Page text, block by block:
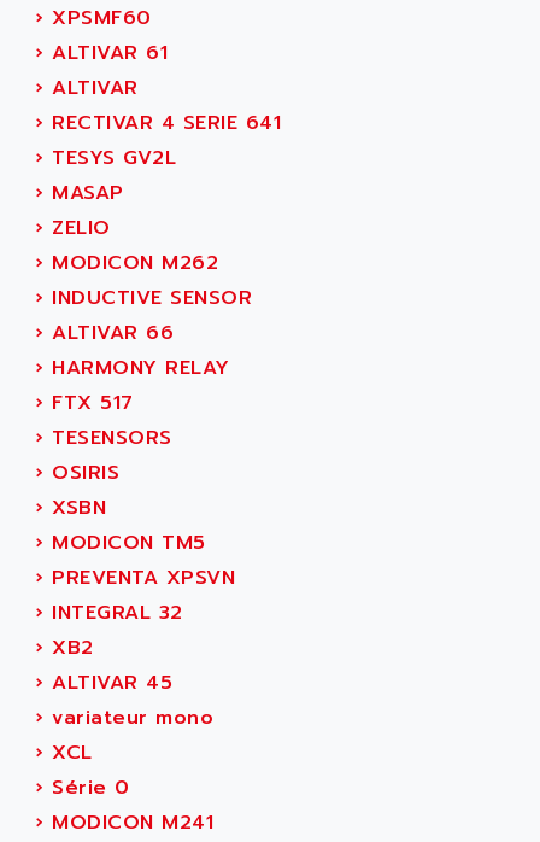
BUM
BUS
DIAX 04
DIAX 4
cms3
CMS
PARVEX
AMS
R6TXB
MOVIDYN
MOVITRAC
LEXIUM
SERVVODYN
SERVODYN
SE50
LTD12
MDLA
MDLS
ACM
PLS514
PLS508
SERVOSTAR
ADAPTORR
ADAS
ADC AUTOMATICA
ADDA
ADDER
ADDI DATA
ADEL SYSTEM
ADEPT
ADEPT TECHNOLOGY
ADES
ADETEC
ADISCOM
ADITEC
ADL
ADL EUROTECH
ADLEE POWERTRONIC
ADLINK
ADLINK TECHNOLOGY
ADMV
ADN
ADTECH POWER INC
ADV
› XPSMF60
› ALTIVAR 61
› ALTIVAR
› RECTIVAR 4 SERIE 641
› TESYS GV2L
› MASAP
› ZELIO
› MODICON M262
› INDUCTIVE SENSOR
› ALTIVAR 66
› HARMONY RELAY
› FTX 517
› TESENSORS
› OSIRIS
› XSBN
› MODICON TM5
› PREVENTA XPSVN
› INTEGRAL 32
› XB2
› ALTIVAR 45
› variateur mono
› XCL
› Série 0
› MODICON M241